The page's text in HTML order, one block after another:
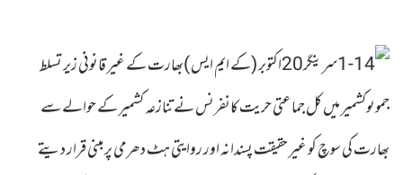
سرینگر20اکتوبر (کے ایم ایس )بھارت کے غیر قانونی زیر تسلط
جموںوکشمیر میں کل جماعتی حریت کانفرنس نے تنازعہ کشمیر کے حوالے سے
بھارت کی سوچ کو غیر حقیقت پسندانہ اور روایتی ہٹ دھرمی پر مبنی قرار دیتے